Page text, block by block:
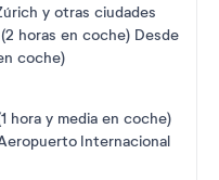
y otras ciudades
horas en coche) Desde
coche)
hora y media en coche)
Internacional